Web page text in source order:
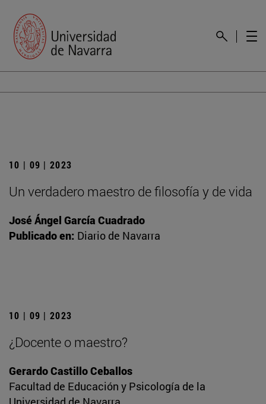
10 | 09 | 2023
Un verdadero maestro de filosofía y de vida
José Ángel García Cuadrado
Publicado en: Diario de Navarra
10 | 09 | 2023
¿Docente o maestro?
Gerardo Castillo Ceballos
Facultad de Educación y Psicología de la